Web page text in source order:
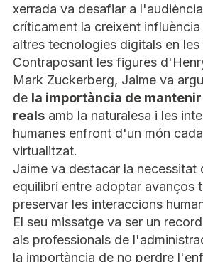
xerrada va desafiar a
críticament la creixent
altres tecnologies digitals en
Contraposant les figures
Mark Zuckerberg, Jaime va
de la importància de
reals amb la naturalesa i les
humanes enfront d'un món
virtualitzat.
Jaime va destacar la necessitat
equilibri entre adoptar avanços
preservar les interaccions
El seu missatge va ser un
als professionals de
la importància de no perdre